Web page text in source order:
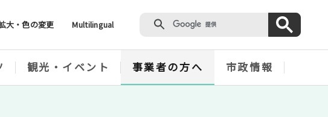
大・色の変更 Multilingual
観光・イベント 事業者の方へ 市政情報